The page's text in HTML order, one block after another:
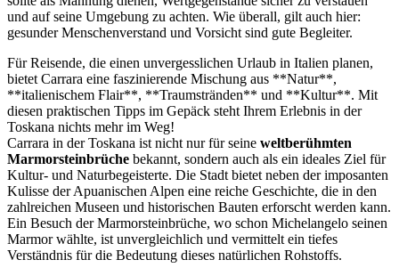
und auf seine Umgebung zu achten. Wie überall, gilt auch hier:
gesunder Menschenverstand und Vorsicht sind gute Begleiter.
Für Reisende, die einen unvergesslichen Urlaub in Italien planen,
bietet Carrara eine faszinierende Mischung aus **Natur**,
**italienischem Flair**, **Traumstränden** und **Kultur**. Mit
diesen praktischen Tipps im Gepäck steht Ihrem Erlebnis in der
Toskana nichts mehr im Weg!
Carrara in der Toskana ist nicht nur für seine weltberühmten
Marmorsteinbrüche bekannt, sondern auch als ein ideales Ziel für
Kultur- und Naturbegeisterte. Die Stadt bietet neben der imposanten
Kulisse der Apuanischen Alpen eine reiche Geschichte, die in den
zahlreichen Museen und historischen Bauten erforscht werden kann.
Ein Besuch der Marmorsteinbrüche, wo schon Michelangelo seinen
Marmor wählte, ist unvergleichlich und vermittelt ein tiefes
Verständnis für die Bedeutung dieses natürlichen Rohstoffs.